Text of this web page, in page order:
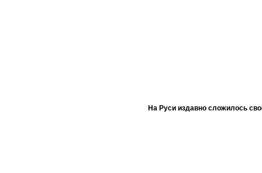
На Руси издавно сложилось